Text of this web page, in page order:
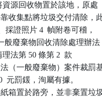
資源回收物置於該地，原處
收集點將垃圾交付清除，
證照片 4  幀附卷可稽，
般廢棄物回收清除處理辦法
理法第 50 條第 2  款
（一般廢棄物）案件裁罰
元罰鍰，洵屬有據。
箱置於路旁，並非棄置垃